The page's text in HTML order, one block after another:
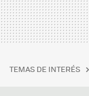
TEMAS DE INTERÉS